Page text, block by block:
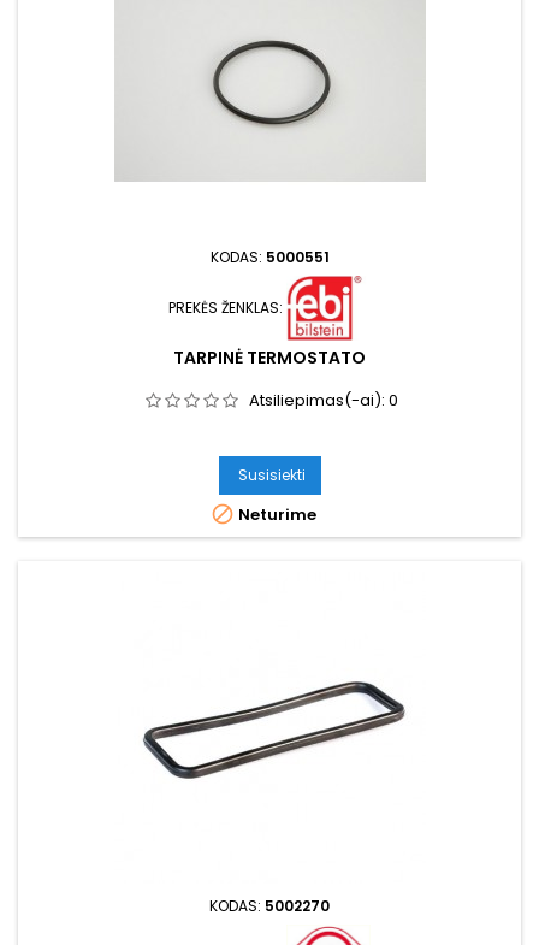
KODAS: 5000551
PREKĖS ŽENKLAS:
TARPINĖ TERMOSTATO
Atsiliepimas(-ai): 0
Susisiekti
 Neturime
KODAS: 5002270